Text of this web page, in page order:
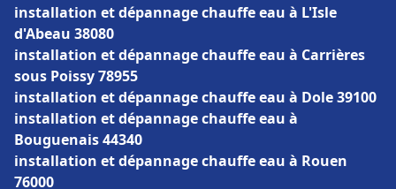
installation et dépannage chauffe eau à L'Isle
d'Abeau 38080
installation et dépannage chauffe eau à Carrières
sous Poissy 78955
installation et dépannage chauffe eau à Dole 39100
installation et dépannage chauffe eau à
Bouguenais 44340
installation et dépannage chauffe eau à Rouen
76000